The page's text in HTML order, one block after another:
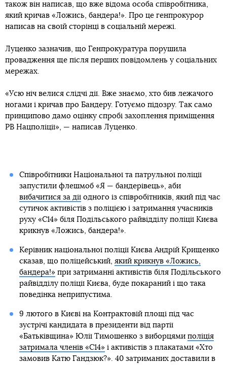
також він написав, що вже відома особа співробітника,
який кричав «Ложись, бандера!». Про це генпрокурор
написав на своїй сторінці в соціальній мережі.
Луценко зазначив, що Генпрокуратура порушила
провадження ще після перших повідомлень у соціальних
мережах.
«Усю ніч велися слідчі дії. Вже знаємо, хто бив лежачого
ногами і кричав про Бандеру. Готуємо підозру. Так само
принципово дамо оцінку спробі захоплення приміщення
РВ Нацполіції», — написав Луценко.
Співробітники Національної та патрульної поліції
запустили флешмоб «Я — бандерівець», аби
вибачитися за діїодного із співробітників, який під час
сутичок активістів з поліцією і затримання учасників
руху «С14» біля Подільського райвідділу поліції Києва
крикнув «Ложись, бандера!».
Керівник національної поліції Києва Андрій Крищенко
сказав, що поліцейський, який крикнув «Ложись,
бандера!»при затриманні активістів біля Подільського
райвідділу поліції Києва, буде покараний і що така
поведінка неприпустима.
9 лютого в Києві на Контрактовій площі під час
зустрічі кандидата в президенти від партії
«Батьківщина» Юлії Тимошенко з виборцями поліція
затримала членів «С14»і активістів з плакатами «Хто
замовив Катю Гандзюк?». 40 затриманих доставили в